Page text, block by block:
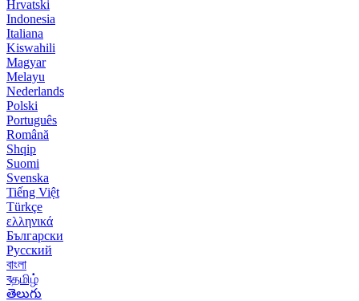
Hrvatski
Indonesia
Italiana
Kiswahili
Magyar
Melayu
Nederlands
Polski
Português
Română
Shqip
Suomi
Svenska
Tiếng Việt
Türkçe
ελληνικά
Български
Русский
বাংলা
বதமிழ்
తెలుగు